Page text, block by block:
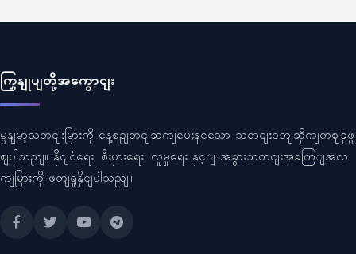
ကြှနျုပျတို့အကွောငျး
မွနျမာ့သတငျးမြားကို နေ့စဥျတငျဆကျပေးနသေော သတငျးဝဘျဆိုကျတဈခုဖွ
ဈပါသညျ။ နိုငျငံရေး၊ စီးပှားရေး၊ လူမှုရေး နှင့ျ အခွားသတငျးအခကြျအလ
ကျမြားကို ဖတျရှုနိုငျပါသညျ။